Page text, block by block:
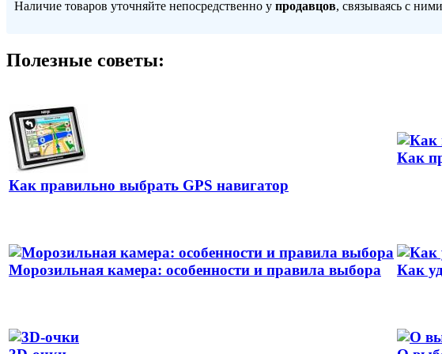
Наличие товаров уточняйте непосредственно у продавцов, связываясь с
Полезные советы:
Как правильно выбрать GPS навигатор
Как
Морозильная камера: особенности и правила выбора Как